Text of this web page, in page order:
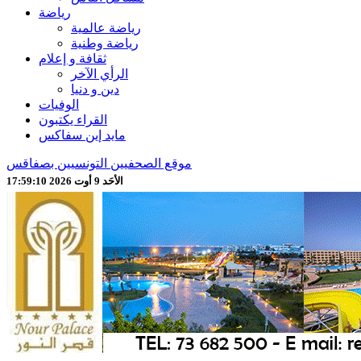
رياضة
رياضة عالمية
رياضة وطنية
ثقافة و إعلام
الرأي الآخر
دين و دنيا
الوفيات
القراء يكتبون
مايد إين سفاكس
موقع الصحفيين التونسيين بصفاقس
الأحَد 9 أوت 2026 17:59:12